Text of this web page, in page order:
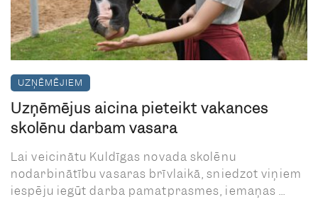
UZŅĒMĒJIEM
Uzņēmējus aicina pieteikt vakances
skolēnu darbam vasarā
Lai veicinātu Kuldīgas novada skolēnu
nodarbinātību vasaras brīvlaikā, sniedzot viņiem
iespēju iegūt darba pamatprasmes, iemaņas ...